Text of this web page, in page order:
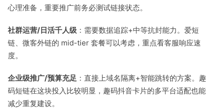
心理准备，重要推广前务必测试链接状态。
社群运营/日活千人级 ：需要数据追踪+中等抗封能力。爱短
链、微客外链的 mid-tier 套餐可以考虑，重点看客服响应速
度。
企业级推广/预算充足 ：直接上域名隔离+智能跳转的方案。趣
码短链在这块投入比较明显，趣码抖音卡片的多平台适配也能
减少重复建设。